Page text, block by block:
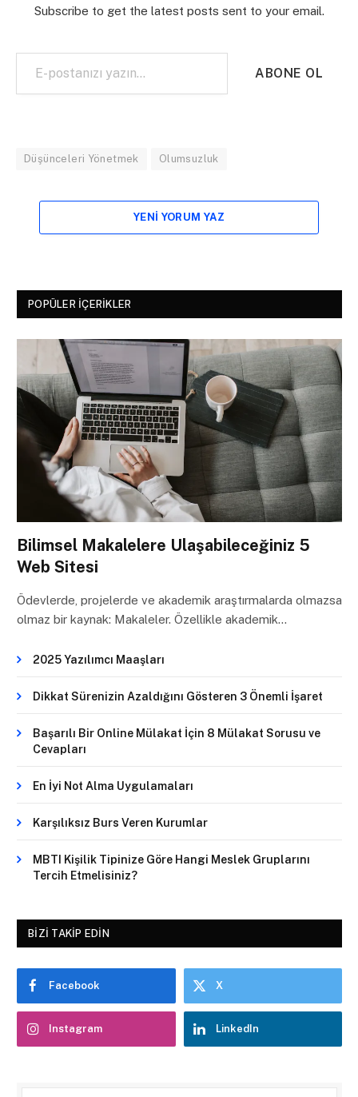
Subscribe to get the latest posts sent to your email.
E-postanızı yazın…
ABONE OL
Düşünceleri Yönetmek Olumsuzluk
YENI YORUM YAZ
POPÜLER İÇERIKLER
Bilimsel Makalelere Ulaşabileceğiniz 5
Web Sitesi
Ödevlerde, projelerde ve akademik araştırmalarda olmazsa
olmaz bir kaynak: Makaleler. Özellikle akademik…
2025 Yazılımcı Maaşları
Dikkat Sürenizin Azaldığını Gösteren 3 Önemli İşaret
Başarılı Bir Online Mülakat İçin 8 Mülakat Sorusu ve
Cevapları
En İyi Not Alma Uygulamaları
Karşılıksız Burs Veren Kurumlar
MBTI Kişilik Tipinize Göre Hangi Meslek Gruplarını
Tercih Etmelisiniz?
BIZI TAKIP EDIN
Facebook X
Instagram LinkedIn